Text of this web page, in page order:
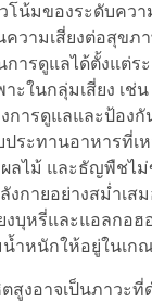
โน้มของระดับคว
ความเสี่ยงต่อสุขภ
การดูแลได้ตั้งแต่ร
าะในกลุ่มเสี่ยง เช่
การดูแลและป้อง
ประทานอาหารที่เ
ผลไม้ และธัญพืชไ
งกายอย่างสม่ำเส
งบุหรี่และแอลกอฮ
ำหนักให้อยู่ในเก
สูงอาจเป็นภาวะที่